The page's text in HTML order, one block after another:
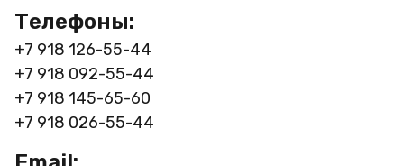
Телефоны:
+7 918 126-55-44
+7 918 092-55-44
+7 918 145-65-60
+7 918 026-55-44